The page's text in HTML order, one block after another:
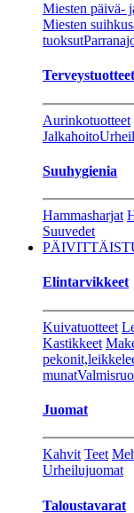
Miesten päivä-
Miesten
tuoksut
Terveystuotteet
Aurinkotuotteet
Jalkahoito
Suuhygienia
Hammasharjat
Suuvedet
Elintarvikkeet
Kuivatuotteet
Kastikkeet
munat
Juomat
Kahvit Teet
Urheilujuomat
Taloustavarat